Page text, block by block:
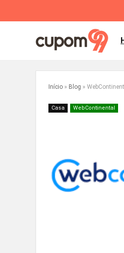
Início » Blog »
Casa WebContinental